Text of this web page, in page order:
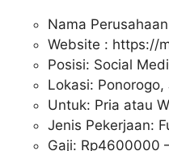
Nama
Website : https://
Posisi: Social
Lokasi:
Untuk: Pria atau
Jenis Pekerjaan:
Gaji: Rp4600000